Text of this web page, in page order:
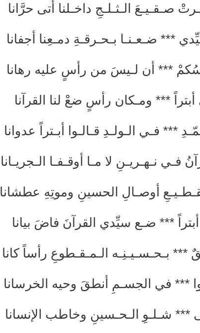
الـثـلـجِ داخـلنا أتى حرَّانا
*** ضـعـنـا بـحـرقـةِ دمـعِنا أجفانا
*** أن لـيسَ من رأسٍ عليه رهانا
*** ومـكان رأسٍ ضعْ لنا القرآنا
*** فـي الـولـدِ قـالـوا أبـتراً عدوانا
فـي نـهـريـنِ لا مـا أوقـفـا الـجريـانا
أوصـالِ الحسينِ وموتِهِ عطشانا
*** ضـع سيِّدي القرآنَ فاضَ بيانا
*** بـحـسـيـنِـه الـمـقـطوعِ رأساً كانا
*** في الجسـمِ أنطقَ وحيه الخرسانا
*** شـلـوِ الـحـسينِ وخاطب الإنسانا